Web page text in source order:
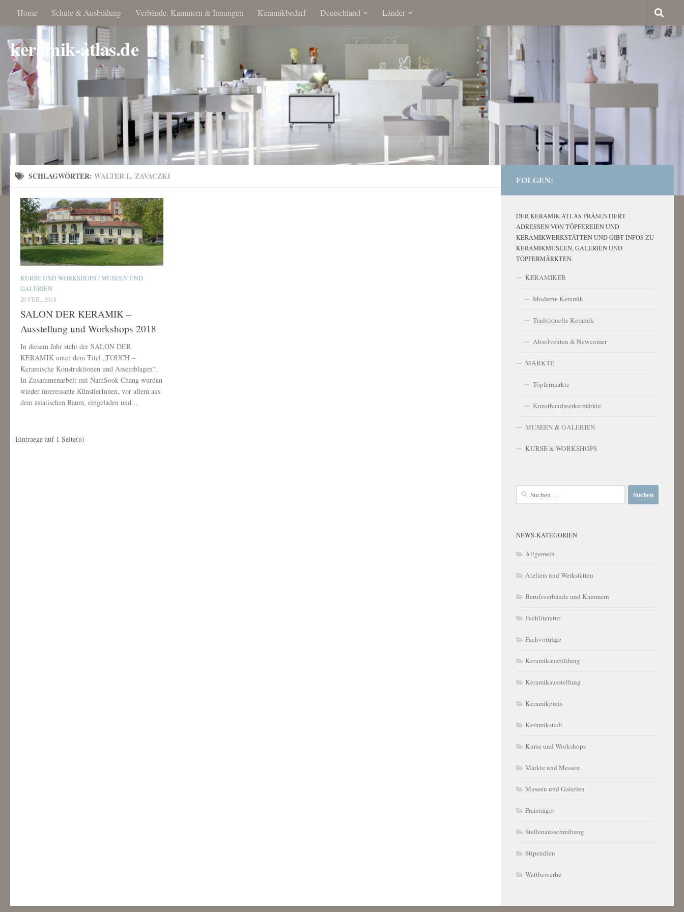
Home Schule & Ausbildung Verbände, Kammern & Innungen Keramikbedarf Deutschland Länder
keramik-atlas.de
SCHLAGWÖRTER: WALTER L. ZAVACZKI
KURSE UND WORKSHOPS /MUSEEN UND
GALERIEN
20 FEB., 2018
SALON DER KERAMIK –
Ausstellung und Workshops 2018
In diesem Jahr steht der SALON DER
KERAMIK unter dem Titel „TOUCH –
Keramische Konstruktionen und Assemblagen“.
In Zusammenarbeit mit NamSook Chang wurden
wieder interessante KünstlerInnen, vor allem aus
dem asiatischen Raum, eingeladen und...
Eintraege auf 1 Seite(n)
FOLGEN:
DER KERAMIK-ATLAS PRÄSENTIERT
ADRESSEN VON TÖPFEREIEN UND
KERAMIKWERKSTÄTTEN UND GIBT INFOS ZU
KERAMIKMUSEEN, GALERIEN UND
TÖPFERMÄRKTEN.
KERAMIKER
Moderne Keramik
Traditionelle Keramik
Absolventen & Newcomer
MÄRKTE
Töpfermärkte
Kunsthandwerkermärkte
MUSEEN & GALERIEN
KURSE & WORKSHOPS
Suchen
NEWS-KATEGORIEN
Allgemein
Ateliers und Werkstätten
Berufsverbände und Kammern
Fachliteratur
Fachvorträge
Keramikausbildung
Keramikausstellung
Keramikpreis
Keramikstadt
Kurse und Workshops
Märkte und Messen
Museen und Galerien
Preisträger
Stellenausschreibung
Stipendien
Wettbewerbe